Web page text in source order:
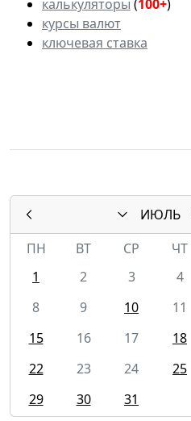
калькуляторы (100+)
курсы валют
ключевая ставка
ИЮЛЬ
ПН
ВТ СР ЧТ
1
2 3 4
8
9 10 11
15
16 17 18
22
23 24 25
29
30 31